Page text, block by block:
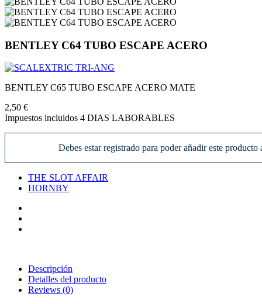
BENTLEY C64 TUBO ESCAPE ACERO
BENTLEY C65 TUBO ESCAPE ACERO MATE
2,50 €
Impuestos incluidos 4 DIAS LABORABLES
Debes estar registrado para poder añadir este producto
THE SLOT AFFAIR
HORNBY
Descripción
Detalles del producto
Reviews (0)